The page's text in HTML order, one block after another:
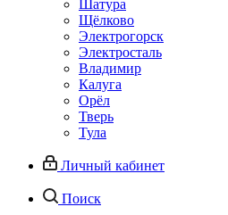
Шатура
Щёлково
Электрогорск
Электросталь
Владимир
Калуга
Орёл
Тверь
Тула
Личный кабинет
Поиск